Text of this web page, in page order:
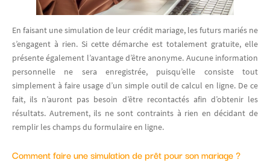
En faisant une simulation de leur crédit mariage, les futurs mariés ne
s’engagent à rien. Si cette démarche est totalement gratuite, elle
présente également l’avantage d’être anonyme. Aucune information
personnelle ne sera enregistrée, puisqu’elle consiste tout
simplement à faire usage d’un simple outil de calcul en ligne. De ce
fait, ils n’auront pas besoin d’être recontactés afin d’obtenir les
résultats. Autrement, ils ne sont contraints à rien en décidant de
remplir les champs du formulaire en ligne.
Comment faire une simulation de prêt pour son mariage ?